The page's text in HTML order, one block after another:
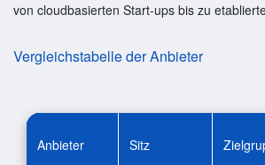
von cloudbasierten Start-ups bis zu
Vergleichstabelle der Anbieter
Anbieter Sitz